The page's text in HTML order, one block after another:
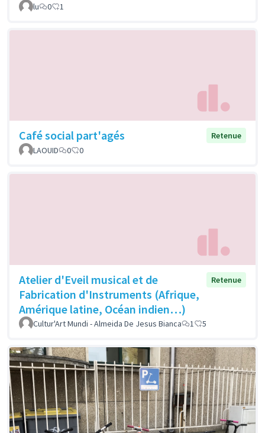
lu 0 1
Café social part'agés
Retenue
LAOUID
0 0
Atelier d'Eveil musical et de
Fabrication d'Instruments (Afrique,
Amérique latine, Océan indien…)
Retenue
Cultur'Art Mundi - Almeida De Jesus Bianca 1 5